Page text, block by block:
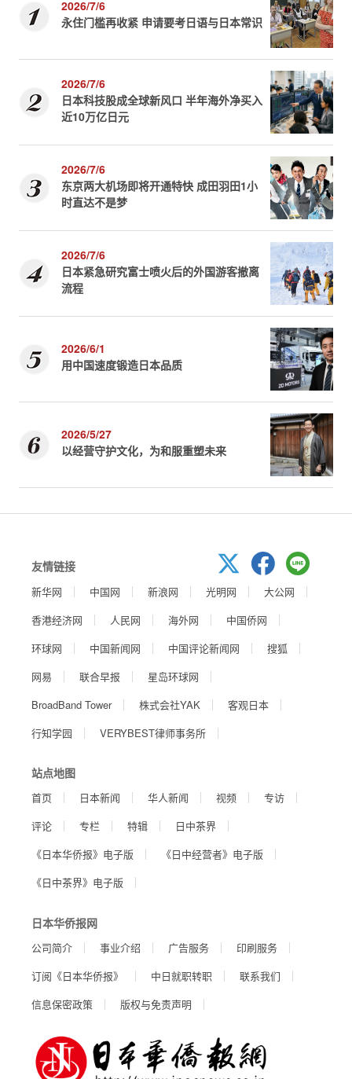
2026/7/6
永住门槛再收紧 申请要考日语与日本常识
2026/7/6
日本科技股成全球新风口 半年海外净买入
近10万亿日元
2026/7/6
东京两大机场即将开通特快 成田羽田1小
时直达不是梦
2026/7/6
日本紧急研究富士喷火后的外国游客撤离
流程
2026/6/1
用中国速度锻造日本品质
2026/5/27
以经营守护文化，为和服重塑未来
友情链接
新华网 中国网 新浪网 光明网
大公网
香港经济网
人民网 海外网
中国侨网
环球网
中国新闻网 中国评论新闻网
搜狐
网易
联合早报
星岛环球网
BroadBand Tower
株式会社YAK
客观日本
行知学园
VERYBEST律师事务所
站点地图
首页 日本新闻 华人新闻 视频
专访
评论
专栏 特辑
日中茶界
《日本华侨报》电子版
《日中经营者》电子版
《日中茶界》电子版
日本华侨报网
公司简介 事业介绍 广告服务
印刷服务
订阅《日本华侨报》
中日就职转职
联系我们
信息保密政策
版权与免责声明